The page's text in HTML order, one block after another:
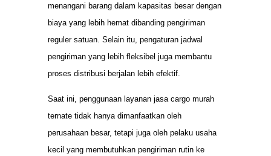
menangani barang dalam kapasitas besar dengan
biaya yang lebih hemat dibanding pengiriman
reguler satuan. Selain itu, pengaturan jadwal
pengiriman yang lebih fleksibel juga membantu
proses distribusi berjalan lebih efektif.
Saat ini, penggunaan layanan jasa cargo murah
ternate tidak hanya dimanfaatkan oleh
perusahaan besar, tetapi juga oleh pelaku usaha
kecil yang membutuhkan pengiriman rutin ke